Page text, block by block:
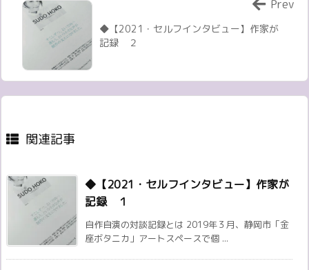
◆【2021・セルフインタビュー】作家が
記録 ２
Prev
関連記事
◆【2021・セルフインタビュー】作家が
記録 １
自作自演の対談記録とは 2019年３月、静岡市「金
座ボタニカ」アートスペースで個 ...